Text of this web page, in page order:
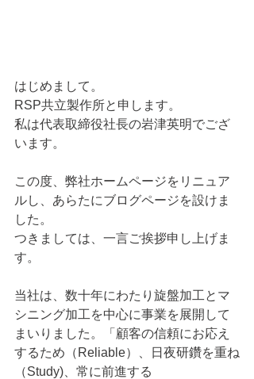
はじめまして。
RSP共立製作所と申します。
私は代表取締役社長の岩津英明でござ
います。
この度、弊社ホームページをリニュア
ルし、あらたにブログページを設けま
した。
つきましては、一言ご挨拶申し上げま
す。
当社は、数十年にわたり旋盤加工とマ
シニング加工を中心に事業を展開して
まいりました。「顧客の信頼にお応え
するため（Reliable）、日夜研鑽を重ね
（Study)、常に前進する